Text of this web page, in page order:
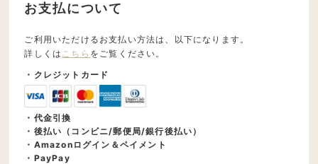
お支払について
ご利用いただけるお支払い方法は、以下になります。
詳しくは こちら をご覧ください。
・クレジットカード
・代金引換
・後払い（コンビニ/郵便局/銀行後払い）
・Amazonログイン＆ペイメント
・PayPay